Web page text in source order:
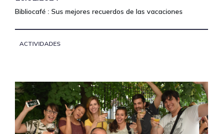
Bibliocafé : Sus mejores recuerdos de las vacaciones
ACTIVIDADES